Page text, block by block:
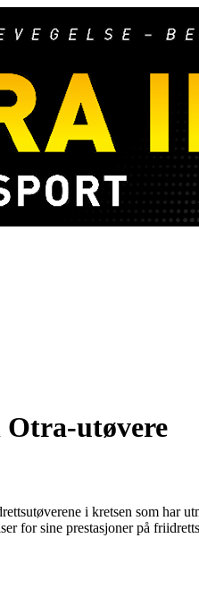
Otra-utøvere
i kretsen som har
for sine prestasjoner på